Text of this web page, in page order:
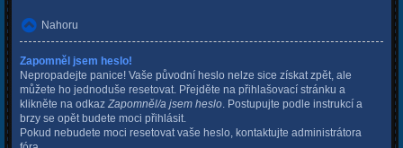
Nahoru
Zapomněl jsem heslo!
Nepropadejte panice! Vaše původní heslo nelze sice získat zpět, ale
můžete ho jednoduše resetovat. Přejděte na přihlašovací stránku a
klikněte na odkaz Zapomněl/a jsem heslo . Postupujte podle instrukcí a
brzy se opět budete moci přihlásit.
Pokud nebudete moci resetovat vaše heslo, kontaktujte administrátora